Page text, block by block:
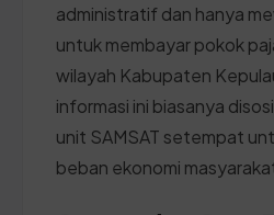
administratif dan hanya
untuk membayar pokok
wilayah Kabupaten
informasi ini biasanya
unit SAMSAT setempat
beban ekonomi